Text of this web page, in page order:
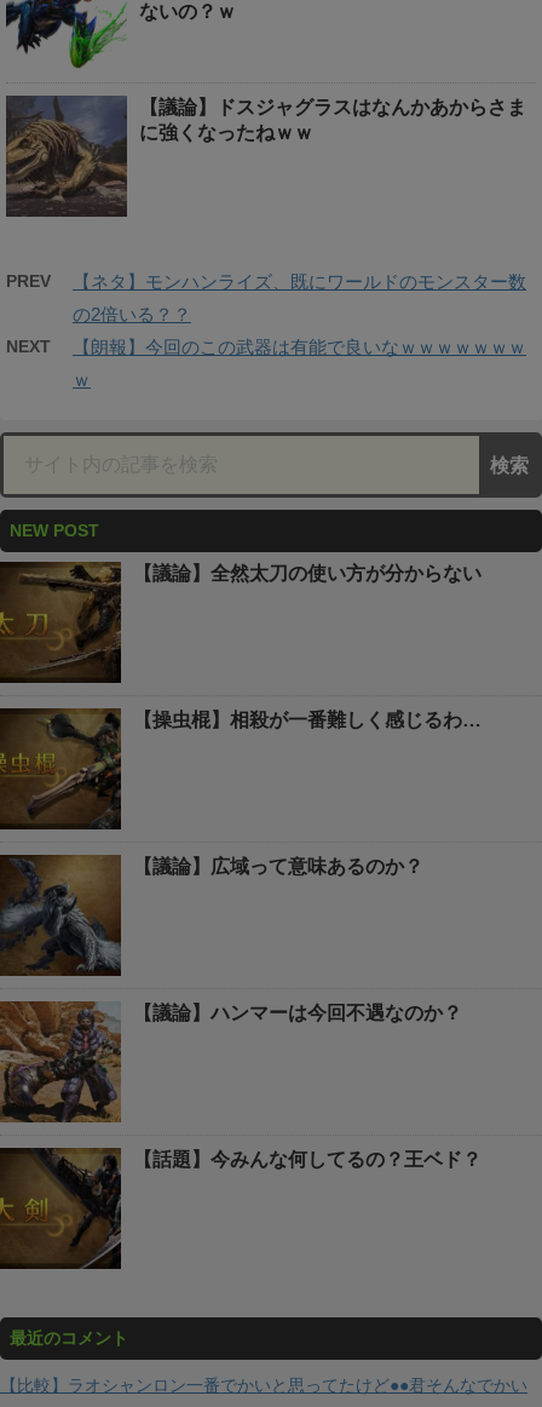
ないの？ｗ
【議論】ドスジャグラスはなんかあからさま
に強くなったねｗｗ
PREV
【ネタ】モンハンライズ、既にワールドのモンスター数
の2倍いる？？
NEXT
【朗報】今回のこの武器は有能で良いなｗｗｗｗｗｗｗ
ｗ
NEW POST
【議論】全然太刀の使い方が分からない
【操虫棍】相殺が一番難しく感じるわ…
【議論】広域って意味あるのか？
【議論】ハンマーは今回不遇なのか？
【話題】今みんな何してるの？王ベド？
最近のコメント
【比較】ラオシャンロン一番でかいと思ってたけど●●君そんなでかい